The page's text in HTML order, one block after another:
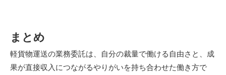
まとめ
軽貨物運送の業務委託は、自分の裁量で働ける自由さと、成
果が直接収入につながるやりがいを持ち合わせた働き方で